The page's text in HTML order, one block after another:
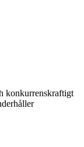
konkurrenskraftigt